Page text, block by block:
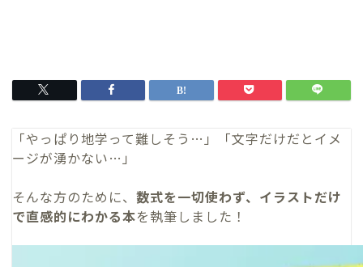
「やっぱり地学って難しそう…」「文字だけだとイメ
ージが湧かない…」
そんな方のために、 数式を一切使わず、イラストだけ
で直感的にわかる本を執筆しました！